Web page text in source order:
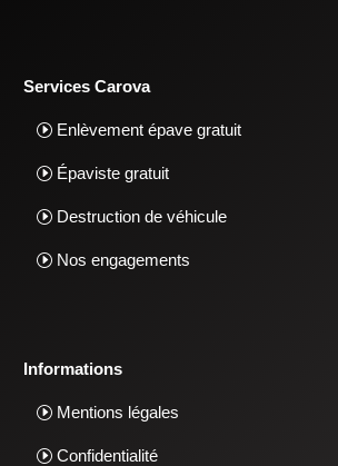
Services Carova
Enlèvement épave gratuit
Épaviste gratuit
Destruction de véhicule
Nos engagements
Informations
Mentions légales
Confidentialité